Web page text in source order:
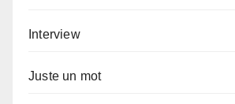
Interview
Juste un mot